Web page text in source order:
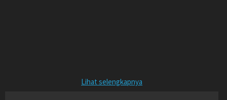
Lihat selengkapnya